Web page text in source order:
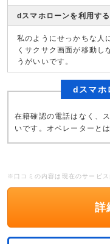
dスマホローンを利用す
私のようにせっかちな人
くサクサク画面が移動し
うがいいです。
dスマホ
在籍確認の電話はなく、
いです。オペレーターと
※口コミの内容は現在のサービス
詳